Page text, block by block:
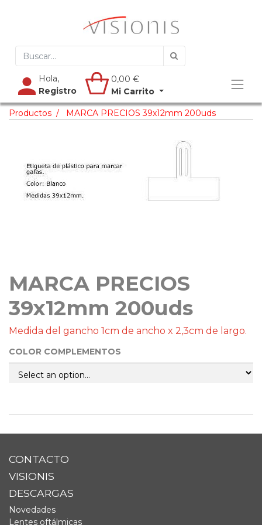
Hola,
Registro
0,00 €
Mi Carrito
Productos MARCA PRECIOS 39x12mm 200uds
MARCA PRECIOS
39x12mm 200uds
Medida del gancho 1cm de ancho x 2,3cm de largo.
COLOR COMPLEMENTOS
CONTACTO
VISIONIS
DESCARGAS
Novedades
Lentes oftálmicas